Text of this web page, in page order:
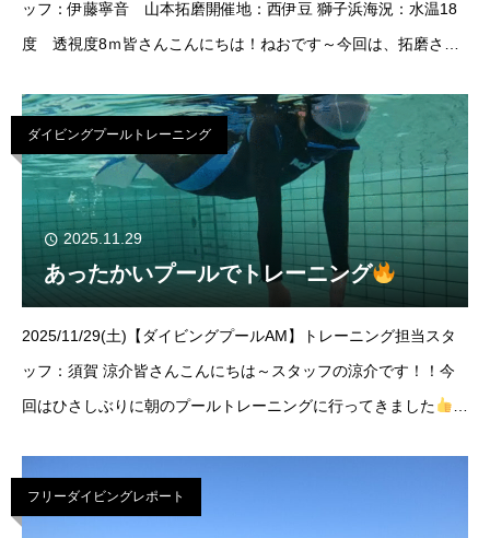
ッフ：伊藤寧音 山本拓磨開催地：西伊豆 獅子浜海況：水温18
度 透視度8ｍ皆さんこんにちは！ねおです～今回は、拓磨さん
様！ご参加い
ダイビングプールトレーニング
2025.11.29
あったかいプールでトレーニング
2025/11/29(土)【ダイビングプールAM】トレーニング担当スタ
ッフ：須賀 涼介皆さんこんにちは～スタッフの涼介です！！今
回はひさしぶりに朝のプールトレーニングに行ってきました
りま
フリーダイビングレポート